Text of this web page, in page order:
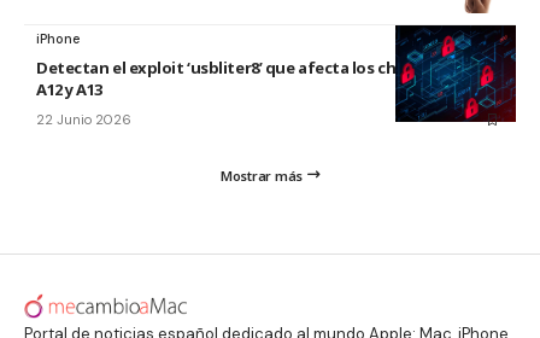
iPhone
Detectan el exploit ‘usbliter8’ que afecta los chips de Apple
A12 y A13
22 Junio 2026
Mostrar más
Portal de noticias español dedicado al mundo Apple: Mac, iPhone,